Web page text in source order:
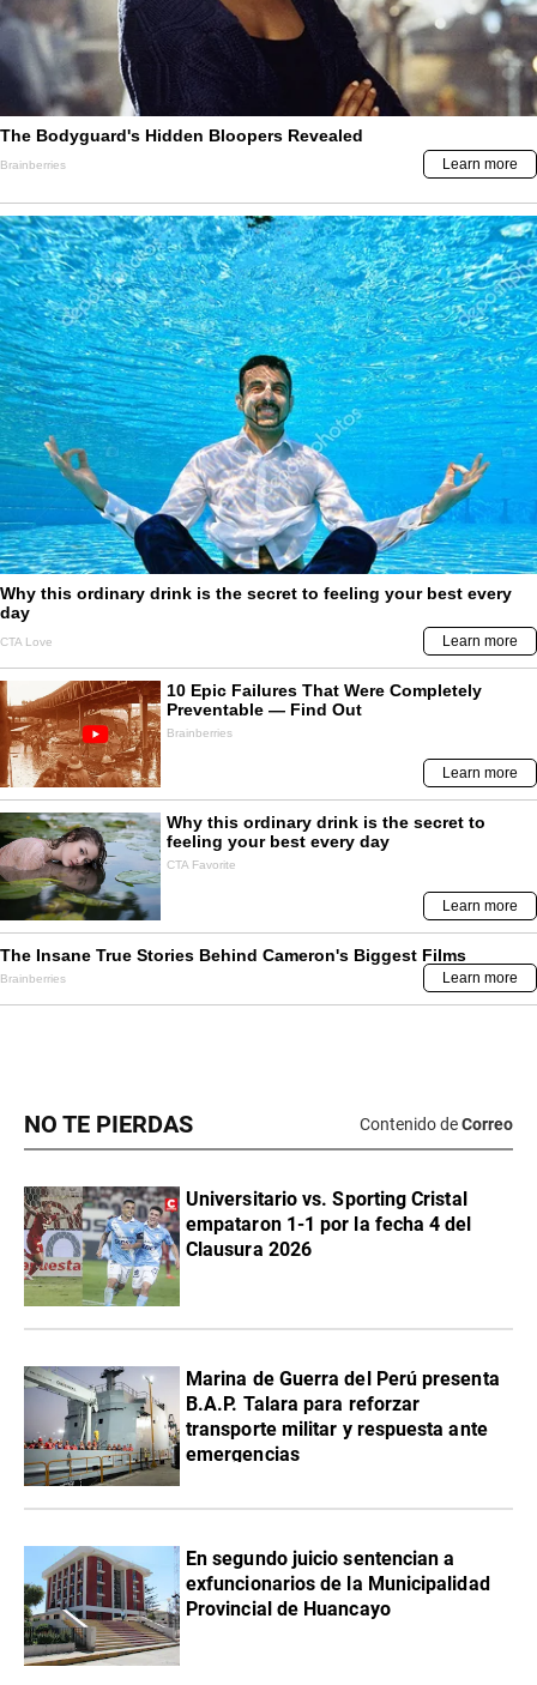
NO TE PIERDAS Contenido deCorreo
Universitario vs. Sporting Cristal
empataron 1-1 por la fecha 4 del
Clausura 2026
Marina de Guerra del Perú presenta
B.A.P. Talara para reforzar
transporte militar y respuesta ante
emergencias
En segundo juicio sentencian a
exfuncionarios de la Municipalidad
Provincial de Huancayo